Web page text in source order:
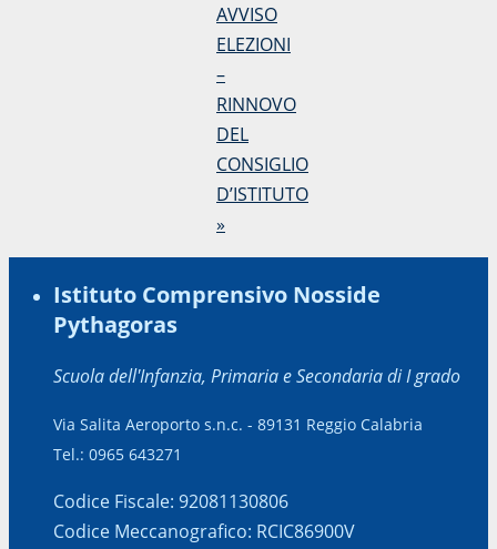
AVVISO
ELEZIONI
–
RINNOVO
DEL
CONSIGLIO
D’ISTITUTO
»
Istituto Comprensivo Nosside
Pythagoras
Scuola dell'Infanzia, Primaria e Secondaria di I grado
Via Salita Aeroporto s.n.c. - 89131 Reggio Calabria
Tel.: 0965 643271
Codice Fiscale: 92081130806
Codice Meccanografico: RCIC86900V